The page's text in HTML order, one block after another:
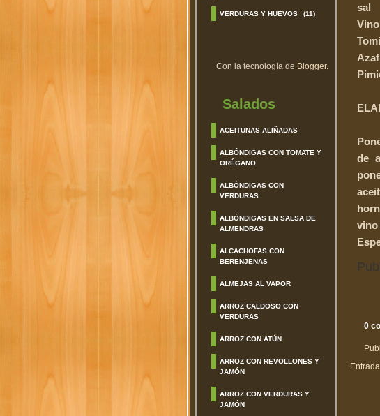
VERDURAS Y HUEVOS (11)
Con la tecnología de Blogger.
Salados
ACEITUNAS ALIÑADAS
ALBÓNDIGAS CON TOMATE Y
ORÉGANO
ALBÓNDIGAS CON
VERDURAS.
ALBÓNDIGAS EN SALSA DE
ALMENDRAS
ALCACHOFAS CON
BERENJENAS
ALMEJAS AL VAPOR
ARROZ CALDOSO CON
VERDURAS
ARROZ CON ATÚN
ARROZ CON REVOLLONES Y
JAMÓN
ARROZ CON VERDURAS Y
JAMÓN
sal
de
vino
0